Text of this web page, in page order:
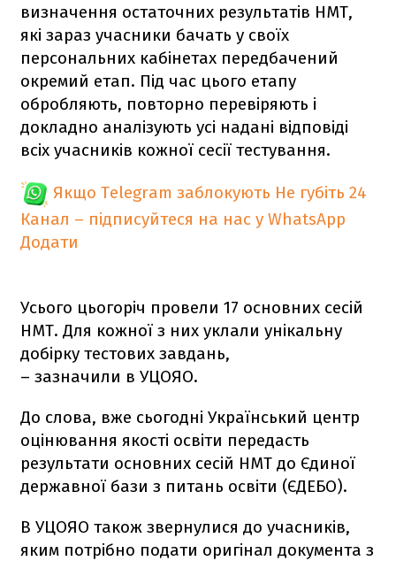
визначення остаточних результатів НМТ,
які зараз учасники бачать у своїх
персональних кабінетах передбачений
окремий етап. Під час цього етапу
обробляють, повторно перевіряють і
докладно аналізують усі надані відповіді
всіх учасників кожної сесії тестування.
Якщо Telegram заблокують Не губіть 24
Канал – підписуйтеся на нас у WhatsApp
Додати
Усього цьогоріч провели 17 основних сесій
НМТ. Для кожної з них уклали унікальну
добірку тестових завдань,
– зазначили в УЦОЯО.
До слова, вже сьогодні Український центр
оцінювання якості освіти передасть
результати основних сесій НМТ до Єдиної
державної бази з питань освіти (ЄДЕБО).
В УЦОЯО також звернулися до учасників,
яким потрібно подати оригінал документа з